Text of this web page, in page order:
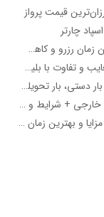
قیمت پرواز
راهنمای خرید بلیط ارزان هواپیما به تفلیس | بهترین زمان رزرو و کاهش هزینه سفر
بلیط چارتر هواپیما چیست؟ راهنمای کامل مزایا، معایب و تفاوت با بلیط سیستمی
قوانین بار در پروازهای داخلی ایران | راهنمای کامل بار دستی، بار تحویلی و مقررات حمل بار
خرید اقساطی بلیط هواپیما | سفر قسطی داخلی و خارجی + شرایط و مدارک | اسپادچارتر
بلیط سیستمی تهران تبریز | راهنمای خرید، قیمت، مزایا و بهترین زمان رزرو